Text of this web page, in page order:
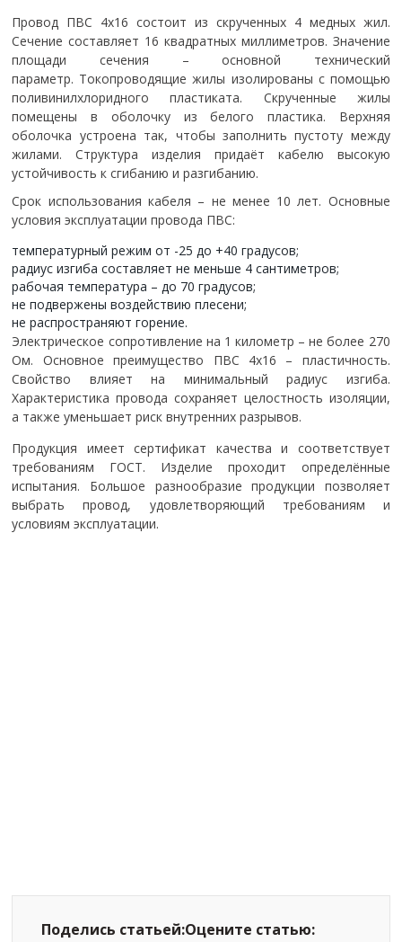
Провод ПВС 4х16 состоит из скрученных 4 медных жил.
Сечение составляет 16 квадратных миллиметров. Значение
площади сечения – основной технический
параметр. Токопроводящие жилы изолированы с помощью
поливинилхлоридного пластиката. Скрученные жилы
помещены в оболочку из белого пластика. Верхняя
оболочка устроена так, чтобы заполнить пустоту между
жилами. Структура изделия придаёт кабелю высокую
устойчивость к сгибанию и разгибанию.
Срок использования кабеля – не менее 10 лет. Основные
условия эксплуатации провода ПВС:
температурный режим от -25 до +40 градусов;
радиус изгиба составляет не меньше 4 сантиметров;
рабочая температура – до 70 градусов;
не подвержены воздействию плесени;
не распространяют горение.
Электрическое сопротивление на 1 километр – не более 270
Ом. Основное преимущество ПВС 4х16 – пластичность.
Свойство влияет на минимальный радиус изгиба.
Характеристика провода сохраняет целостность изоляции,
а также уменьшает риск внутренних разрывов.
Продукция имеет сертификат качества и соответствует
требованиям ГОСТ. Изделие проходит определённые
испытания. Большое разнообразие продукции позволяет
выбрать провод, удовлетворяющий требованиям и
условиям эксплуатации.
Поделись статьей:Оцените статью: